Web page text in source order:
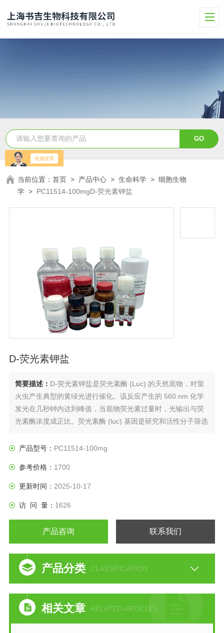
当前位置：首页 > 产品中心 >生命科学 >细胞生物
学 > PC11514-100mgD-荧光素钾盐
D-荧光素钾盐
简要描述： D-荧光素钾盐是荧光素酶 (Luc) 的天然底物，对萤
火虫产生典型的黄绿光进行催化。该反应产生的 560 nm 化学
发光在几秒钟内达到峰值，当底物荧光素过量时，光输出与荧
光素酶浓度成正比。荧光素酶 (luc) 基因是研究和活性分子筛选
产品型号： PC11514-100mg
参考价格： 1700
更新时间： 2025-10-17
访 问 量： 1626
产品咨询 联系我们
产品分类 CLASSIFICATION
相关文章 RELATED ARTICLES